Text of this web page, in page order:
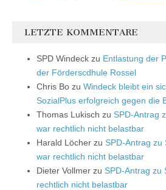
LETZTE KOMMENTARE
SPD Windeck zu Entlastung der
der Förderscdhule Rossel
Chris Bo zu Windeck bleibt ein
SozialPlus erfolgreich gegen die
Thomas Lukisch zu SPD-Antrag
war rechtlich nicht belastbar
Harald Löcher zu SPD-Antrag zu
war rechtlich nicht belastbar
Dieter Vollmer zu SPD-Antrag zu
rechtlich nicht belastbar